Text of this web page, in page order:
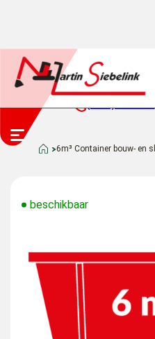
6m³ Container bouw- en
beschikbaar